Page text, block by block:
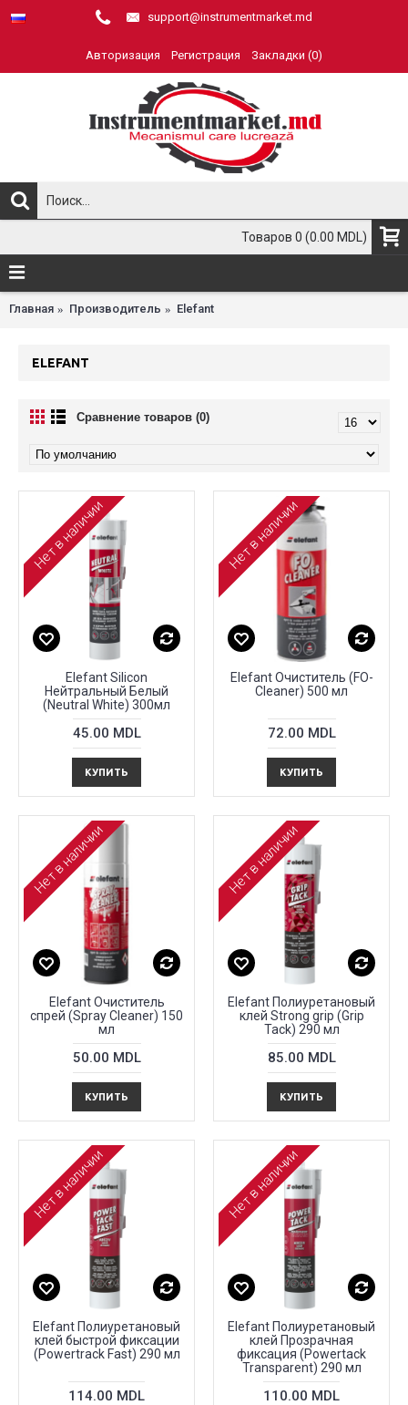
support@instrumentmarket.md
Авторизация Регистрация Закладки (0)
Товаров 0 (0.00 MDL)
Главная Производитель Elefant
ELEFANT
Сравнение товаров (0)
Нет в наличии
Elefant Silicon
Нейтральный Белый
(Neutral White) 300мл
45.00 MDL
КУПИТЬ
Нет в наличии
Elefant Очиститель (FO-
Cleaner) 500 мл
72.00 MDL
КУПИТЬ
Нет в наличии
Elefant Очиститель
спрей (Spray Cleaner) 150
мл
50.00 MDL
КУПИТЬ
Нет в наличии
Elefant Полиуретановый
клей Strong grip (Grip
Tack) 290 мл
85.00 MDL
КУПИТЬ
Нет в наличии
Elefant Полиуретановый
клей быстрой фиксации
(Powertrack Fast) 290 мл
114.00 MDL
Нет в наличии
Elefant Полиуретановый
клей Прозрачная
фиксация (Powertack
Transparent) 290 мл
110.00 MDL